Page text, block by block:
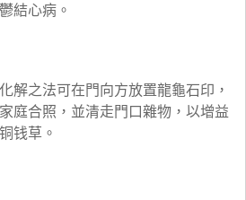
結心病。
解之法可在門向方放置龍龜石印，
庭合照，並清走門口雜物，以增益
钱草。